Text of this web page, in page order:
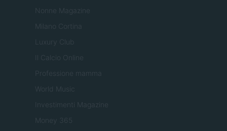
Nonne Magazine
Milano Cortina
Luxury Club
Il Calcio Online
Professione mamma
World Music
Investimenti Magazine
Money 365